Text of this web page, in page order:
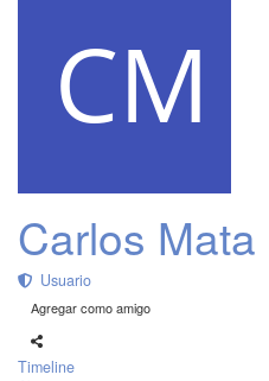
Carlos Mata
Usuario
Agregar como amigo
Timeline